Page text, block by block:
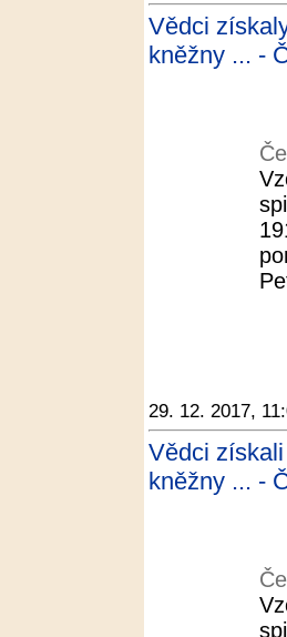
Vědci
kněžny ... -
29. 12. 2017,
Vědci
kněžny ... -